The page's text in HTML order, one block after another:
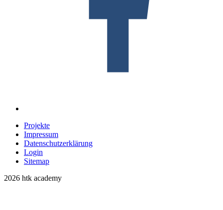
Projekte
Impressum
Datenschutzerklärung
Login
Sitemap
2026 htk academy